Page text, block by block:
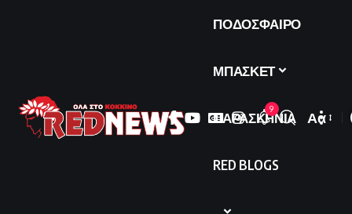
ΠΟΔΟΣΦΑΙΡΟ
ΜΠΑΣΚΕΤ
ΠΑΡΑΣΚΗΝΙΑ
RED BLOGS
9
Font
Αα